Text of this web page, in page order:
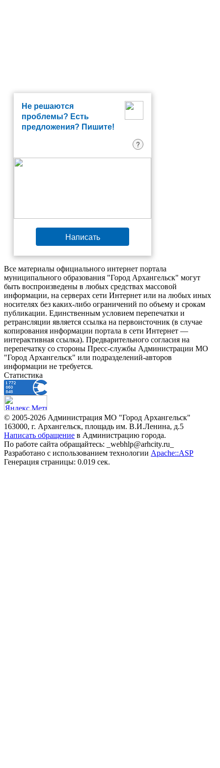
Не решаются
проблемы? Есть
предложения? Пишите!
?
Написать
Все материалы официального интернет портала
муниципального образования "Город Архангельск" могут
быть воспроизведены в любых средствах массовой
информации, на серверах сети Интернет или на любых иных
носителях без каких-либо ограничений по объему и срокам
публикации. Единственным условием перепечатки и
ретрансляции является ссылка на первоисточник (в случае
копирования информации портала в сети Интернет —
интерактивная ссылка). Предварительного согласия на
перепечатку со стороны Пресс-службы Администрации МО
"Город Архангельск" или подразделений-авторов
информации не требуется.
Статистика
© 2005-2026 Администрация МО "Город Архангельск"
163000, г. Архангельск, площадь им. В.И.Ленина, д.5
Написать обращение в Администрацию города.
По работе сайта обращайтесь: _webhlp@arhcity.ru_
Разработано с использованием технологии Apache::ASP
Генерация страницы: 0.019 сек.